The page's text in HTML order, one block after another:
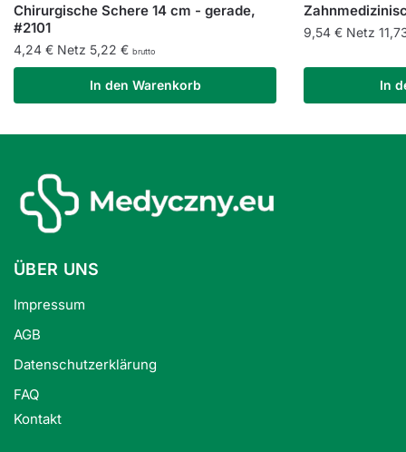
Chirurgische Schere 14 cm - gerade,
#2101
4,24 € Netz 5,22 € brutto
In den Warenkorb
9,54 € Netz
In
ÜBER UNS
Impressum
AGB
Datenschutzerklärung
FAQ
Kontakt